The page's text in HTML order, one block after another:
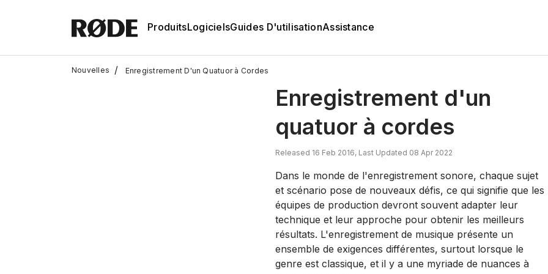
ProduitsLogicielsGuides D'utilisationAssistance
Nouvelles / Enregistrement D'un Quatuor à Cordes
Enregistrement d'un
quatuor à cordes
Released 16 Feb 2016, Last Updated 08 Apr 2022
Dans le monde de l'enregistrement sonore, chaque sujet
et scénario pose de nouveaux défis, ce qui signifie que les
équipes de production devront souvent adapter leur
technique et leur approche pour obtenir les meilleurs
résultats. L'enregistrement de musique présente un
ensemble de exigences différentes, surtout lorsque le
genre est classique, et il y a une myriade de nuances à